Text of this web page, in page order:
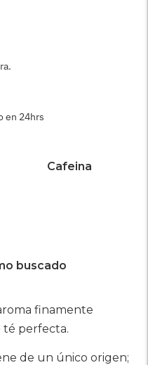
en 24hrs
Cafeina
buscado
finamente
té perfecta.
de un único origen;